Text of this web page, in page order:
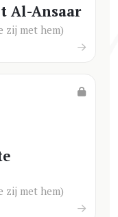
Al-Ansaar
zij met hem)
zij met hem)